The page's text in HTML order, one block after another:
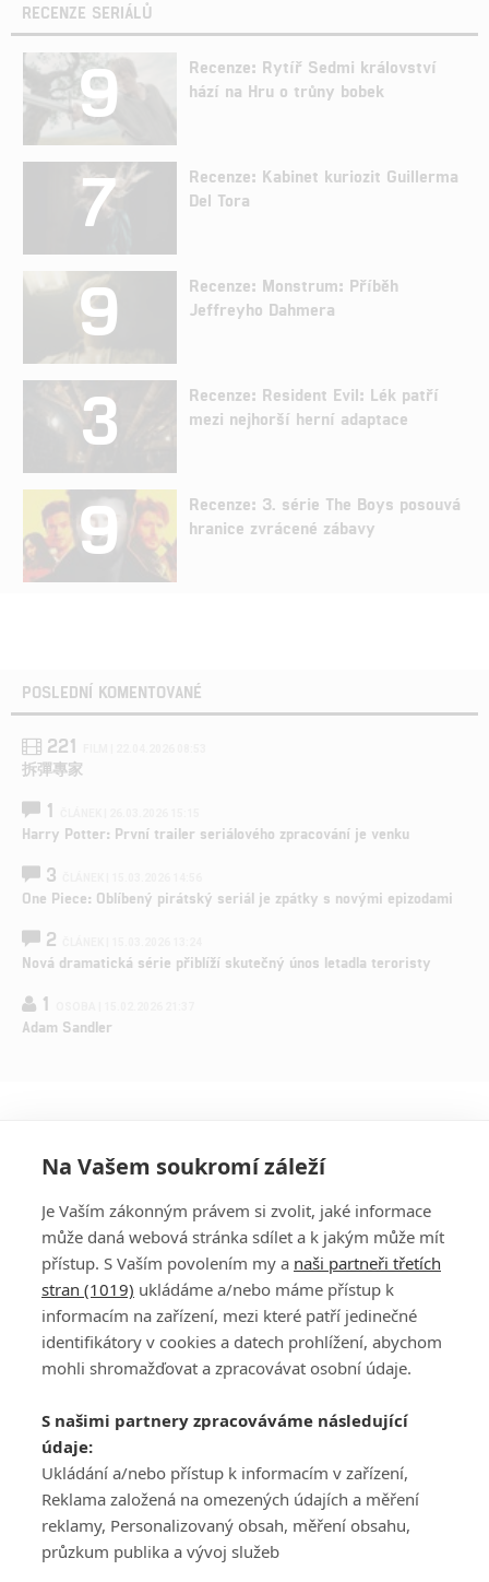
RECENZE SERIÁLŮ
9
Recenze: Rytíř Sedmi království
hází na Hru o trůny bobek
7
Recenze: Kabinet kuriozit Guillerma
Del Tora
9
Recenze: Monstrum: Příběh
Jeffreyho Dahmera
3
Recenze: Resident Evil: Lék patří
mezi nejhorší herní adaptace
9
Recenze: 3. série The Boys posouvá
hranice zvrácené zábavy
POSLEDNÍ KOMENTOVANÉ
221
拆彈專家
1
Harry Potter: První trailer seriálového zpracování je venku
3
One Piece: Oblíbený pirátský seriál je zpátky s novými epizodami
2
Nová dramatická série přiblíží skutečný únos letadla teroristy
1
Adam Sandler
PŘIHLÁSIT
REGISTROVAT
DISKUZE
Šéfredaktorkou webu jePetr Slavík, e-mailserialy@fandimefilmu.cz
Máte-li zájem o inzerci na našem webu napište nám na e-mail
studio@koncal.com
Ochrana osobních údajů|Zásady používání cookies |Pravidla webu
Upravit nastavení soukromí
Na Vašem soukromí záleží
Je Vaším zákonným právem si zvolit, jaké informace
může daná webová stránka sdílet a k jakým může mít
přístup. S Vaším povolením my a naši partneři třetích
stran (1019) ukládáme a/nebo máme přístup k
informacím na zařízení, mezi které patří jedinečné
identifikátory v cookies a datech prohlížení, abychom
mohli shromažďovat a zpracovávat osobní údaje.
S našimi partnery zpracováváme následující
údaje:
Ukládání a/nebo přístup k informacím v zařízení,
Reklama založená na omezených údajích a měření
reklamy, Personalizovaný obsah, měření obsahu,
průzkum publika a vývoj služeb